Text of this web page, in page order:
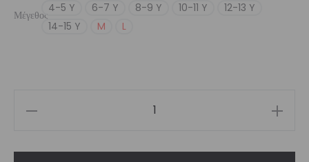
Μέγεθος
4-5 Y 6-7 Y 8-9 Y 10-11 Y
12-13 Y
14-15 Y
M L